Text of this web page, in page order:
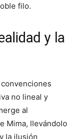
filo.
y la
no lineal y
al
Mima, llevándolo
la ilusión